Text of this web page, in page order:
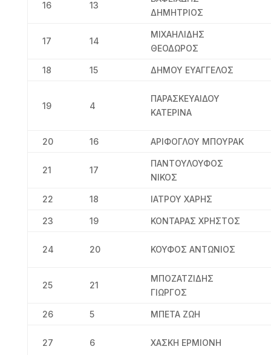
16 13
ΔΗΜΗΤΡΙΟΣ
17 14
ΜΙΧΑΗΛΙΔΗΣ
ΘΕΟΔΩΡΟΣ
18 15 ΔΗΜΟΥ ΕΥΑΓΓΕΛΟΣ
19 4
ΠΑΡΑΣΚΕΥΑΙΔΟΥ
ΚΑΤΕΡΙΝΑ
20 16 ΑΡΙΦΟΓΛΟΥ ΜΠΟΥΡΑΚ
21 17
ΠΑΝΤΟΥΛΟΥΦΟΣ
ΝΙΚΟΣ
22 18 ΙΑΤΡΟΥ ΧΑΡΗΣ
23 19 ΚΟΝΤΑΡΑΣ ΧΡΗΣΤΟΣ
24 20 ΚΟΥΦΟΣ ΑΝΤΩΝΙΟΣ
25 21
ΜΠΟΖΑΤΖΙΔΗΣ
ΓΙΩΡΓΟΣ
26 5 ΜΠΕΤΑ ΖΩΗ
27 6 ΧΑΣΚΗ ΕΡΜΙΟΝΗ